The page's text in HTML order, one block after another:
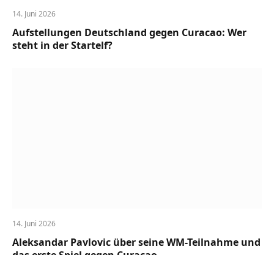
14. Juni 2026
Aufstellungen Deutschland gegen Curacao: Wer
steht in der Startelf?
14. Juni 2026
Aleksandar Pavlovic über seine WM-Teilnahme und